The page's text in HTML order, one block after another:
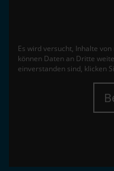
Es wird versucht, Inhalte von
können Daten an Dritte
einverstanden sind, klicken